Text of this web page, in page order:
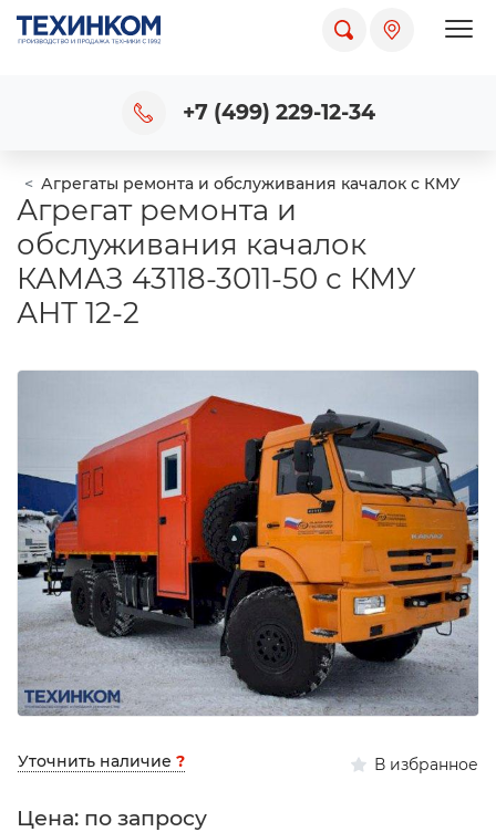
+7 (499) 229-12-34
Агрегаты ремонта и обслуживания качалок с КМУ
Агрегат ремонта и
обслуживания качалок
КАМАЗ 43118-3011-50 с КМУ
АНТ 12-2
Уточнить наличие ? В избранное
Цена: по запросу